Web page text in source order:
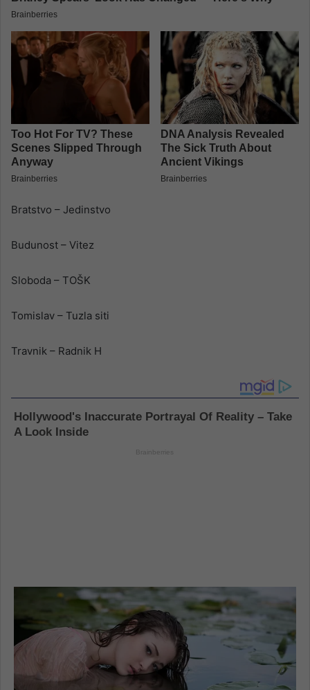
Bratstvo – Jedinstvo
Budunost – Vitez
Sloboda – TOŠK
Tomislav – Tuzla siti
Travnik – Radnik H